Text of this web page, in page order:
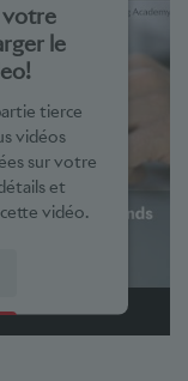
votre
le
tierce
vidéos
sur votre
et
vidéo.